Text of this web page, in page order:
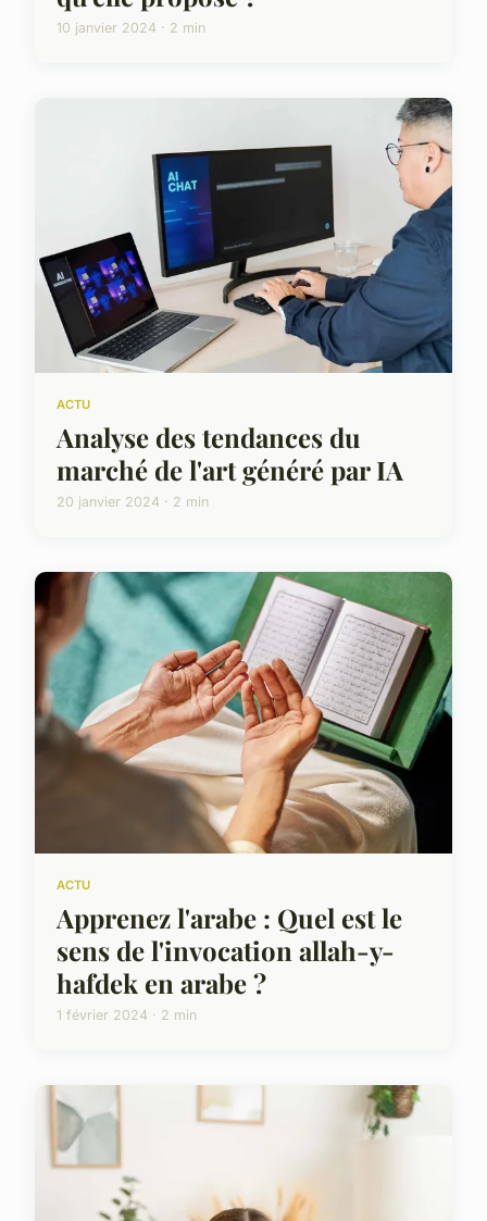
10 janvier 2024 · 2 min
ACTU
Analyse des tendances du
marché de l'art généré par IA
20 janvier 2024 · 2 min
ACTU
Apprenez l'arabe : Quel est le
sens de l'invocation allah-y-
hafdek en arabe ?
1 février 2024 · 2 min